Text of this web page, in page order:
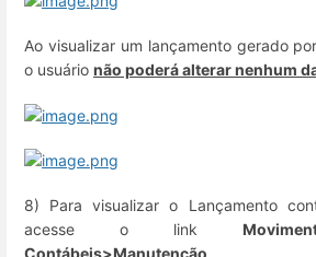
Ao visualizar um lançamento gerado
o usuário não poderá alterar nenhum
8) Para visualizar o Lançamento
acesse o link
Contábeis>Manutenção